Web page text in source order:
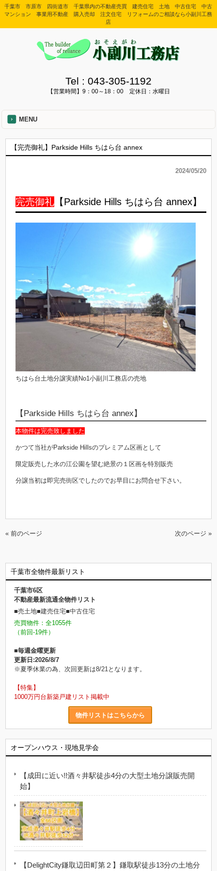
千葉市 市原市 四街道市 千葉県内の不動産売買 建売住宅 土地 中古住宅 中古
マンション 事業用不動産 購入売却 注文住宅 リフォームのご相談なら小副川工務
店
Tel : 043-305-1192
【営業時間】9：00～18：00 定休日：水曜日
MENU
【完売御礼】Parkside Hills ちはら台 annex
2024/05/20
完売御礼 【Parkside Hills ちはら台 annex】
ちはら台土地分譲実績No1小副川工務店の売地
【Parkside Hills ちはら台 annex】
本物件は完売致しました
かつて当社がParkside Hillsのプレミアム区画として
限定販売した水の江公園を望む絶景の１区画を特別販売
分譲当初は即完売街区でしたのでお早目にお問合せ下さい。
« 前のページ 次のページ »
千葉市全物件最新リスト
千葉市6区
不動産最新流通全物件リスト
■売土地■建売住宅■中古住宅
売買物件：全1055件
（前回-19件）
■毎週金曜更新
更新日:2026/8/7
※夏季休業の為、次回更新は8/21となります。
【特集】
1000万円台新築戸建リスト掲載中
物件リストはこちらから
オープンハウス・現地見学会
【成田に近い!!酒々井駅徒歩4分の大型土地分譲販売開
始】
【DelightCity鎌取辺田町第２】鎌取駅徒歩13分の土地分